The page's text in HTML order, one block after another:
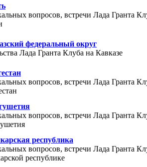
вопросов, встречи Лада Гранта
федеральный округ
Лада Гранта Клуба на Кавказе
вопросов, встречи Лада Гранта
вопросов, встречи Лада Гранта
республика
вопросов, встречи Лада Гранта
республике